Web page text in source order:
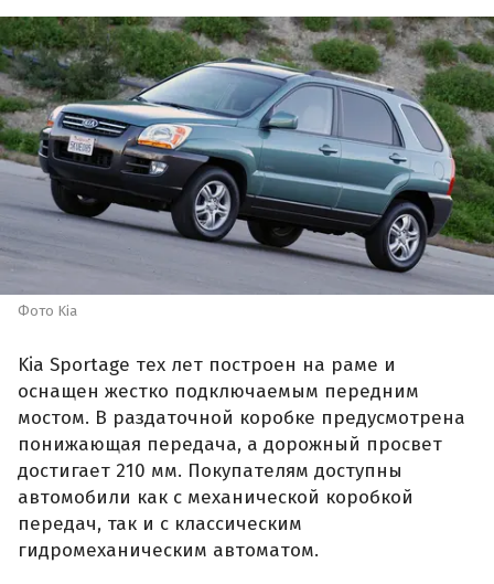
Фото Kia
Kia Sportage тех лет построен на раме и
оснащен жестко подключаемым передним
мостом. В раздаточной коробке предусмотрена
понижающая передача, а дорожный просвет
достигает 210 мм. Покупателям доступны
автомобили как с механической коробкой
передач, так и с классическим
гидромеханическим автоматом.